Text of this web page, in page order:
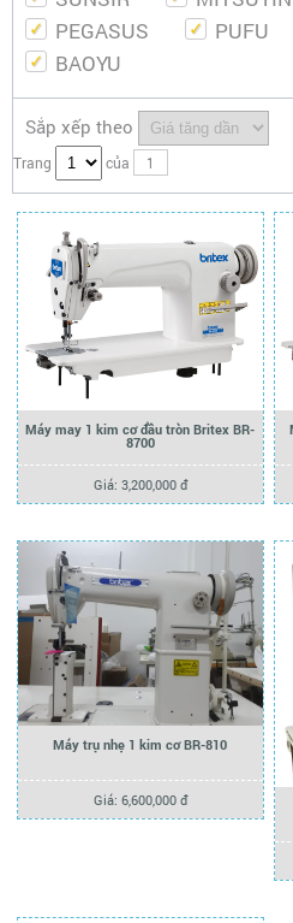
PEGASUS
PUFU
BAOYU
Sắp xếp theo
Trang của 1
Máy may 1 kim cơ đầu tròn Britex BR-
8700
Giá: 3,200,000 đ
Máy trụ nhẹ 1 kim cơ BR-810
Giá: 6,600,000 đ